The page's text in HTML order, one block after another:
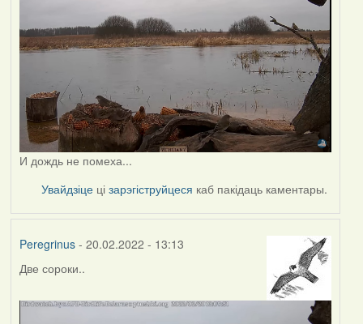
И дождь не помеха...
Увайдзіце цізарэгіструйцеся каб пакідаць каментары.
Peregrinus- 20.02.2022 - 13:13
Две сороки..